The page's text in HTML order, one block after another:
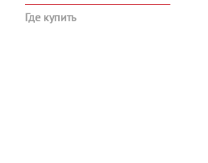
Где купить